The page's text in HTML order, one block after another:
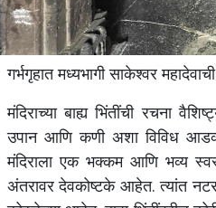
गर्भगृहात मध्यभागी साकेश्वर
मंदिराच्या बाह्य भिंतींची रचना
उपान आणि कणी अशा विविध
मंदिराला एक भक्कम आणि भव्य
अंतरावर देवकोष्टके आहेत. त्यांत